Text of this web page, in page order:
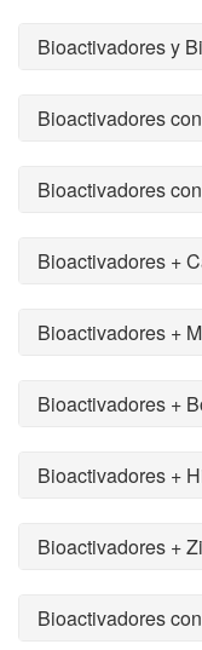
Bioactivadores y
Bioactivadores
Bioactivadores
Bioactivadores +
Bioactivadores +
Bioactivadores +
Bioactivadores +
Bioactivadores +
Bioactivadores